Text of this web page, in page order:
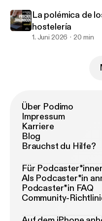
La polémica de
hostelería
1. Juni 2026 20 min
Über Podimo
Impressum
Karriere
Blog
Brauchst du Hilfe?
Für
Als Podcaster*in
Podcaster*in FAQ
Community-